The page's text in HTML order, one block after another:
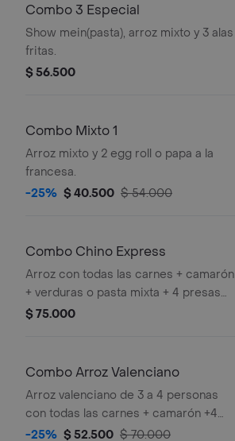
Combo 3 Especial
Show mein(pasta), arroz mixto y 3 alas
fritas.
$ 56.500
Combo Mixto 1
Arroz mixto y 2 egg roll o papa a la
francesa.
-25% $ 40.500 $ 54.000
Combo Chino Express
Arroz con todas las carnes + camarón
+ verduras o pasta mixta + 4 presas
de pollo frito + papas a la francesa +
$ 75.000
Combo Arroz Valenciano
Arroz valenciano de 3 a 4 personas
con todas las carnes + camarón +4
presas de pollo frito + papa a la
-25% $ 52.500 $ 70.000